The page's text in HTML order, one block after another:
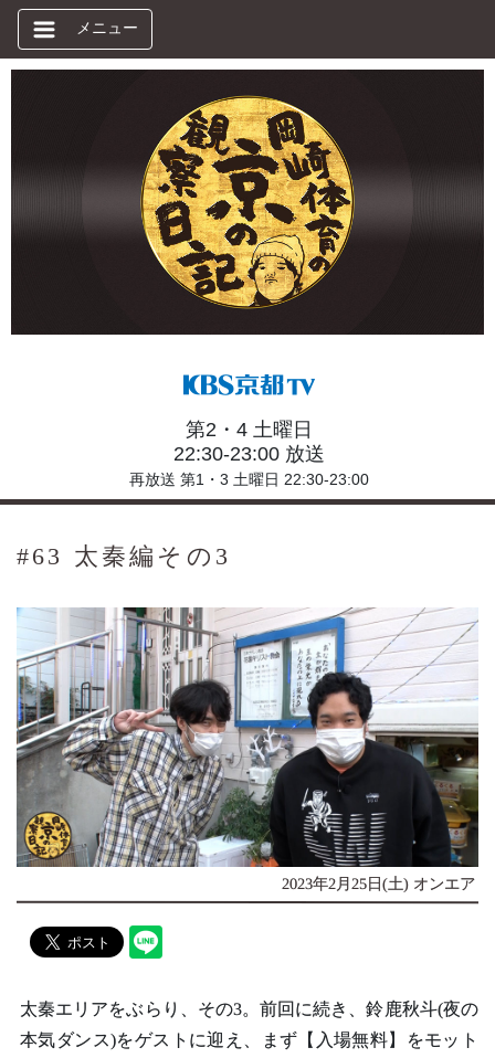
メニュー
第2・4 土曜日
22:30-23:00 放送
再放送 第1・3 土曜日 22:30-23:00
#63 太秦編その3
2023年2月25日(土) オンエア
太秦エリアをぶらり、その3。前回に続き、鈴鹿秋斗(夜の
本気ダンス)をゲストに迎え、まず【入場無料】をモット